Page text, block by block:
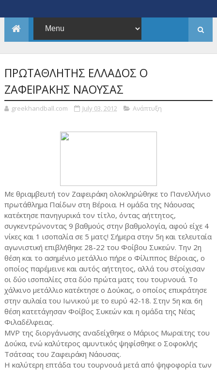
ΠΡΩΤΑΘΛΗΤΗΣ ΕΛΛΑΔΟΣ Ο
ΖΑΦΕΙΡΑΚΗΣ ΝΑΟΥΣΑΣ
greekhandball.com July 03, 2012 Ανάπτυξη
Με θριαμβευτή τον Ζαφειράκη ολοκληρώθηκε το Πανελλήνιο
πρωτάθλημα Παίδων στη Βέροια. Η ομάδα της Νάουσας
κατέκτησε πανηγυρικά τον τίτλο, όντας αήττητος,
συγκεντρώνοντας 9 βαθμούς στην βαθμολογία, αφού είχε 4
νίκες και 1 ισοπαλία σε 5 ματς! Σήμερα στην 5η και τελευταία
αγωνιστική επιβλήθηκε 28-22 του Φοίβου Συκεών. Την 2η
θέση και το ασημένιο μετάλλιο πήρε ο Φίλιππος Βέροιας, ο
οποίος παρέμεινε και αυτός αήττητος, αλλά του στοίχισαν
οι δύο ισοπαλίες στα δύο πρώτα ματς του τουρνουά. Το
χάλκινο μετάλλιο κατέκτησε ο Δούκας, ο οποίος επικράτησε
στην αυλαία του Ιωνικού με το ευρύ 42-18. Στην 5η και 6η
θέση κατετάγησαν Φοίβος Συκεών και η ομάδα της Νέας
Φιλαδέλφειας.
MVP της διοργάνωσης αναδείχθηκε ο Μάριος Μωραϊτης του
Δούκα, ενώ καλύτερος αμυντικός ψηφίσθηκε ο Σοφοκλής
Τσάτσας του Ζαφειράκη Νάουσας.
Η καλύτερη επτάδα του τουρνουά μετά από ψηφοφορία των